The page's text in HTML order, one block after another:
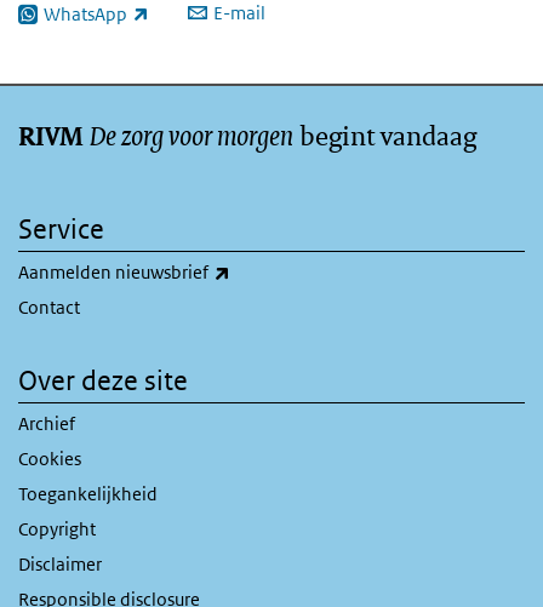
WhatsApp
(externe link) E-mail
RIVMDe zorg voor morgen begint vandaag
Service
Aanmelden nieuwsbrief
Contact
Over deze site
Archief
Cookies
Toegankelijkheid
Copyright
Disclaimer
Responsible disclosure